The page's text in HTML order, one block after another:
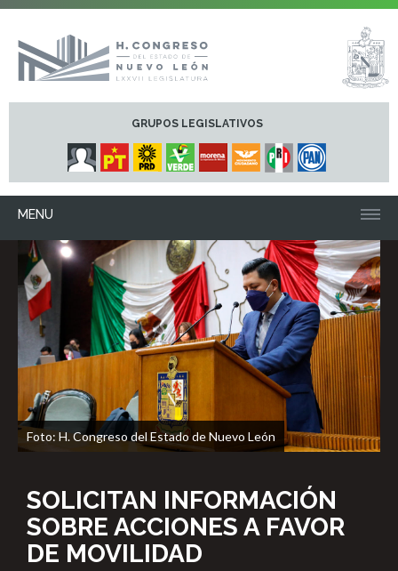
GRUPOS LEGISLATIVOS
MENU
Foto: H. Congreso del Estado de Nuevo León
SOLICITAN INFORMACIÓN
SOBRE ACCIONES A FAVOR
DE MOVILIDAD